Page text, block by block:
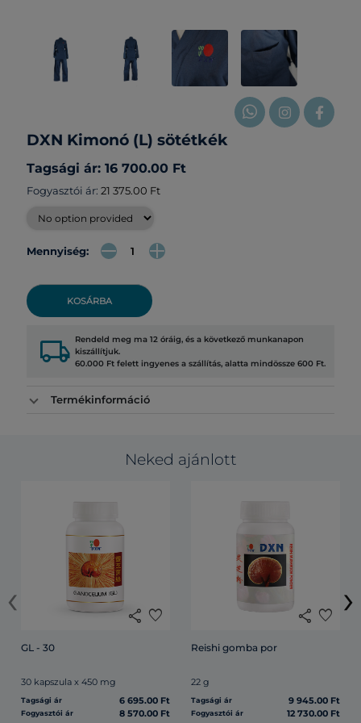
DXN Kimonó (L) sötétkék
Tagsági ár: 16 700.00 Ft
Fogyasztói ár: 21 375.00 Ft
Mennyiség:
KOSÁRBA
local_shipping Rendeld meg ma 12 óráig, és a következő munkanapon
kiszállítjuk.
60.000 Ft felett ingyenes a szállítás, alatta mindössze 600 Ft.
Termékinformáció
Neked ajánlott
share favorite
GL - 30
30 kapszula x 450 mg
Tagsági ár 6 695.00 Ft
Fogyasztói ár 8 570.00 Ft
share favorite
Reishi gomba por
22 g
Tagsági ár 9 945.00 Ft
Fogyasztói ár 12 730.00 Ft
‹ ›